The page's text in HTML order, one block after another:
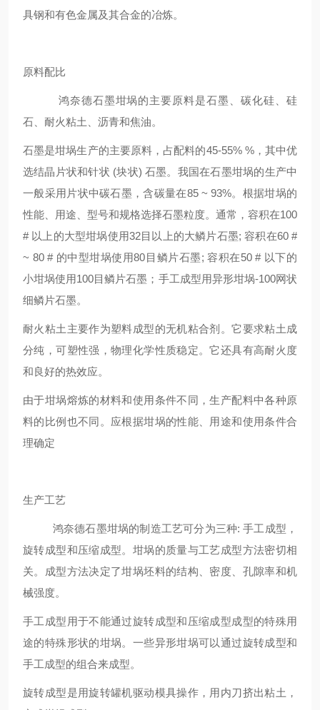
具钢和有色金属及其合金的冶炼。
原料配比
鸿奈德石墨坩埚的主要原料是石墨、碳化硅、硅
石、耐火粘土、沥青和焦油。
石墨是坩埚生产的主要原料，占配料的45-55% %，其中优
选结晶片状和针状 (块状) 石墨。我国在石墨坩埚的生产中
一般采用片状中碳石墨，含碳量在85 ~ 93%。根据坩埚的
性能、用途、型号和规格选择石墨粒度。通常，容积在100
# 以上的大型坩埚使用32目以上的大鳞片石墨; 容积在60 #
~ 80 # 的中型坩埚使用80目鳞片石墨; 容积在50 # 以下的
小坩埚使用100目鳞片石墨；手工成型用异形坩埚-100网状
细鳞片石墨。
耐火粘土主要作为塑料成型的无机粘合剂。它要求粘土成
分纯，可塑性强，物理化学性质稳定。它还具有高耐火度
和良好的热效应。
由于坩埚熔炼的材料和使用条件不同，生产配料中各种原
料的比例也不同。应根据坩埚的性能、用途和使用条件合
理确定
生产工艺
鸿奈德石墨坩埚的制造工艺可分为三种: 手工成型，
旋转成型和压缩成型。坩埚的质量与工艺成型方法密切相
关。成型方法决定了坩埚坯料的结构、密度、孔隙率和机
械强度。
手工成型用于不能通过旋转成型和压缩成型成型的特殊用
途的特殊形状的坩埚。一些异形坩埚可以通过旋转成型和
手工成型的组合来成型。
旋转成型是用旋转罐机驱动模具操作，用内刀挤出粘土，